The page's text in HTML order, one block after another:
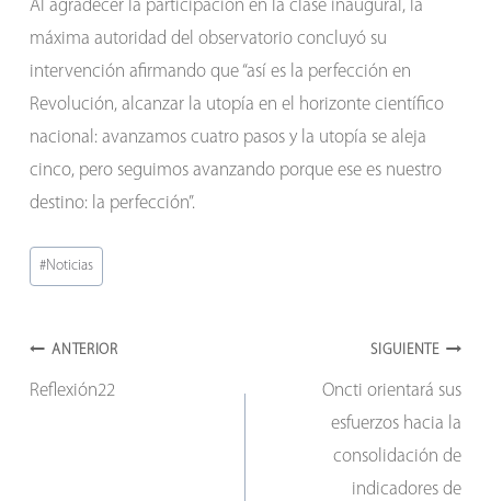
Al agradecer la participación en la clase inaugural, la
máxima autoridad del observatorio concluyó su
intervención afirmando que “así es la perfección en
Revolución, alcanzar la utopía en el horizonte científico
nacional: avanzamos cuatro pasos y la utopía se aleja
cinco, pero seguimos avanzando porque ese es nuestro
destino: la perfección”.
Etiquetas
de
entrada:
#Noticias
Navegación
de
ANTERIOR
Reflexión22
SIGUIENTE
Oncti orientará sus
esfuerzos hacia la
consolidación de
indicadores de